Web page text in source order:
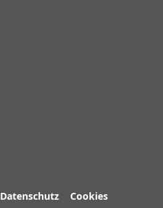
Datenschutz Cookies